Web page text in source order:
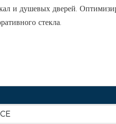
и душевых дверей.
стекла.
CE